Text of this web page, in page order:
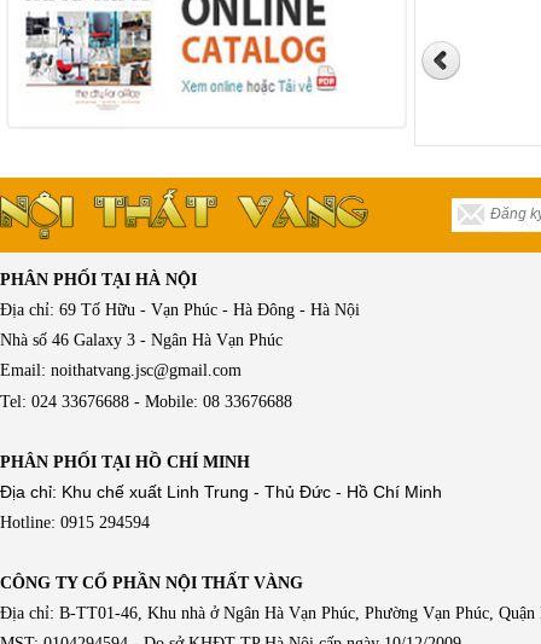
PHÂN PHỐI TẠI HÀ NỘI
Địa chỉ: 69 Tố Hữu - Vạn Phúc - Hà Đông - Hà Nội
Nhà số 46 Galaxy 3 - Ngân Hà Vạn Phúc
Email: noithatvang.jsc@gmail.com
Tel: 024 33676688 - Mobile: 08 33676688
PHÂN PHỐI TẠI HỒ CHÍ MINH
Địa chỉ: Khu chế xuất Linh Trung - Thủ Đức - Hồ Chí Minh
Hotline: 0915 294594
CÔNG TY CỔ PHẦN NỘI THẤT VÀNG
Địa chỉ: B-TT01-46, Khu nhà ở Ngân Hà Vạn Phúc, Phường Vạn Phúc,